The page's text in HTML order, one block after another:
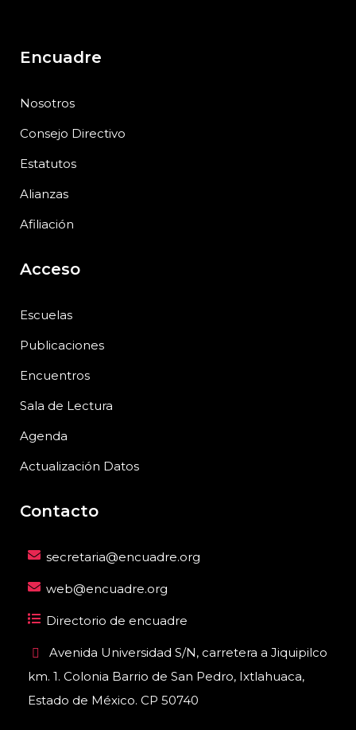
Encuadre
Nosotros
Consejo Directivo
Estatutos
Alianzas
Afiliación
Acceso
Escuelas
Publicaciones
Encuentros
Sala de Lectura
Agenda
Actualización Datos
Contacto
secretaria@encuadre.org
web@encuadre.org
Directorio de encuadre
Avenida Universidad S/N, carretera a Jiquipilco
km. 1. Colonia Barrio de San Pedro, Ixtlahuaca,
Estado de México. CP 50740